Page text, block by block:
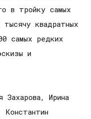
в тройку самых
квадратных
самых редких
и
Захарова, Ирина
Константин